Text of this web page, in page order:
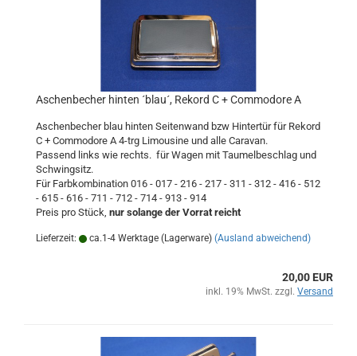
Aschenbecher hinten ´blau´, Rekord C + Commodore A
Aschenbecher blau hinten Seitenwand bzw Hintertür für Rekord
C + Commodore A 4-trg Limousine und alle Caravan.
Passend links wie rechts. für Wagen mit Taumelbeschlag und
Schwingsitz.
Für Farbkombination 016 - 017 - 216 - 217 - 311 - 312 - 416 - 512
- 615 - 616 - 711 - 712 - 714 - 913 - 914
Preis pro Stück, nur solange der Vorrat reicht
Lieferzeit: ca.1-4 Werktage (Lagerware) (Ausland abweichend)
20,00 EUR
inkl. 19% MwSt. zzgl. Versand